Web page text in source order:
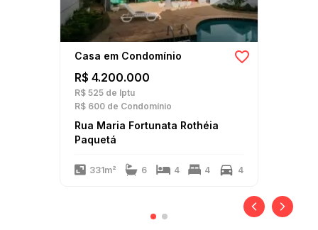
Casa em Condomínio
R$ 4.200.000
R$ 525 de Iptu
R$ 600 de Condomínio
Rua Maria Fortunata Rothéia
Paquetá
331m² 6 4 4 4